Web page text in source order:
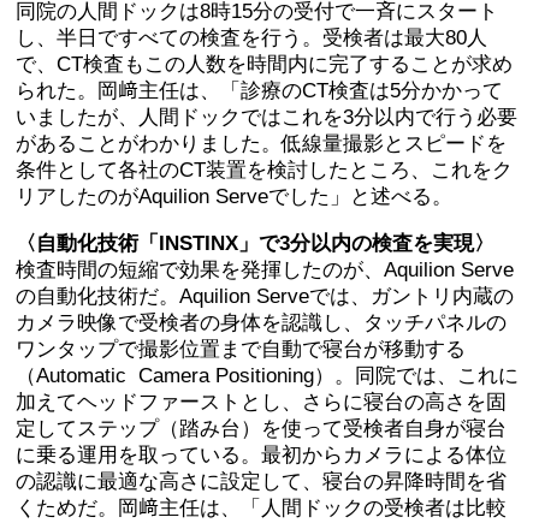
同院の人間ドックは8時15分の受付で一斉にスタート
し、半日ですべての検査を行う。受検者は最大80人
で、CT検査もこの人数を時間内に完了することが求め
られた。岡﨑主任は、「診療のCT検査は5分かかって
いましたが、人間ドックではこれを3分以内で行う必要
があることがわかりました。低線量撮影とスピードを
条件として各社のCT装置を検討したところ、これをク
リアしたのがAquilion Serveでした」と述べる。
〈自動化技術「INSTINX」で3分以内の検査を実現〉
検査時間の短縮で効果を発揮したのが、Aquilion Serve
の自動化技術だ。Aquilion Serveでは、ガントリ内蔵の
カメラ映像で受検者の身体を認識し、タッチパネルの
ワンタップで撮影位置まで自動で寝台が移動する
（Automatic Camera Positioning）。同院では、これに
加えてヘッドファーストとし、さらに寝台の高さを固
定してステップ（踏み台）を使って受検者自身が寝台
に乗る運用を取っている。最初からカメラによる体位
の認識に最適な高さに設定して、寝台の昇降時間を省
くためだ。岡﨑主任は、「人間ドックの受検者は比較